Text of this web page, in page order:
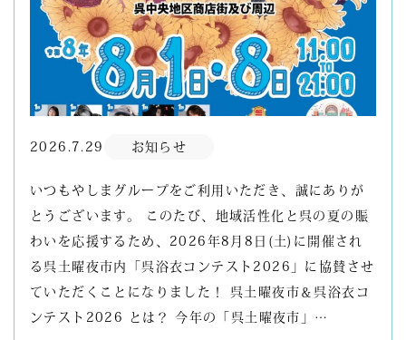
2026.7.29 お知らせ
いつもやしまグループをご利用いただき、誠にありが
とうございます。 このたび、地域活性化と呉の夏の賑
わいを応援するため、2026年8月8日(土)に開催され
る呉土曜夜市内「呉浴衣コンテスト2026」に協賛させ
ていただくことになりました！ 呉土曜夜市＆呉浴衣コ
ンテスト2026 とは？ 今年の「呉土曜夜市」…